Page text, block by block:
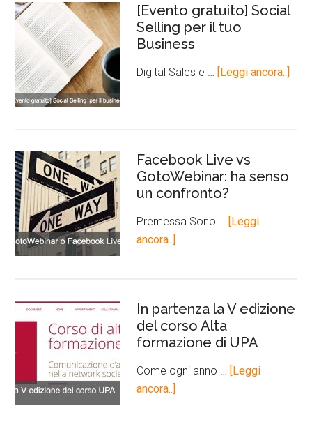
[Evento gratuito] Social
Selling per il tuo
Business
Digital Sales e … [Leggi ancora..]
Facebook Live vs
GotoWebinar: ha senso
un confronto?
Premessa Sono …
[Leggi
ancora..]
In partenza la V edizione
del corso Alta
formazione di UPA
Come ogni anno …
[Leggi
ancora..]